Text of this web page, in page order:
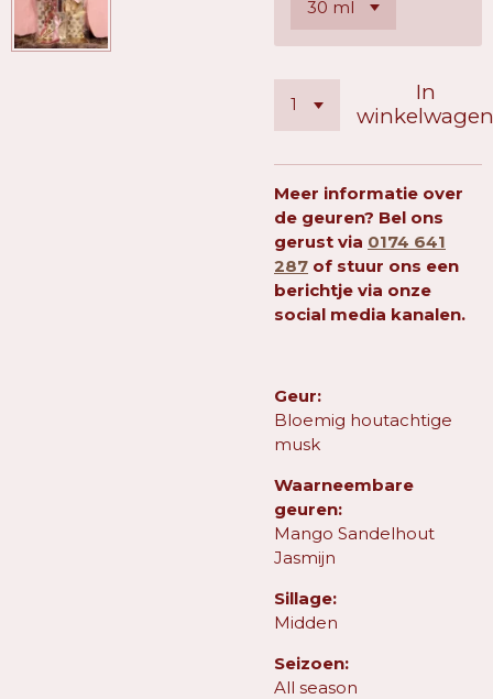
In
Meer informatie over
de geuren? Bel ons
gerust via 0174 641
287 of stuur ons een
berichtje via onze
social media kanalen.
Geur:
Bloemig houtachtige
musk
Waarneembare
geuren:
Mango Sandelhout
Jasmijn
Sillage:
Midden
Seizoen:
All season